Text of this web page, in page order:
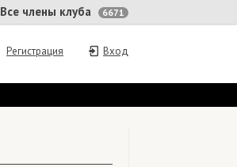
Все члены клуба 6671
Вход
Регистрация